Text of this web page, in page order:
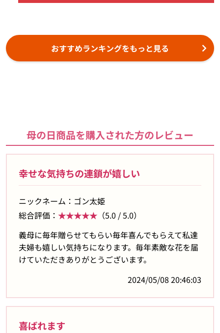
おすすめランキングをもっと見る
母の日商品を購入された方のレビュー
幸せな気持ちの連鎖が嬉しい
ニックネーム：ゴン太姫
総合評価： ★★★★★（5.0 / 5.0）
義母に毎年贈らせてもらい毎年喜んでもらえて私達
夫婦も嬉しい気持ちになります。毎年素敵な花を届
けていただきありがとうございます。
2024/05/08 20:46:03
喜ばれます